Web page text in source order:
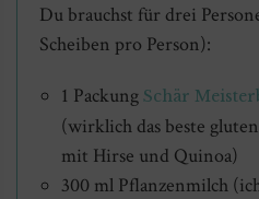
Du brauchst für drei
Scheiben pro Person):
1 Packung Schär
(wirklich das beste
mit Hirse und Quinoa)
300 ml Pflanzenmilch